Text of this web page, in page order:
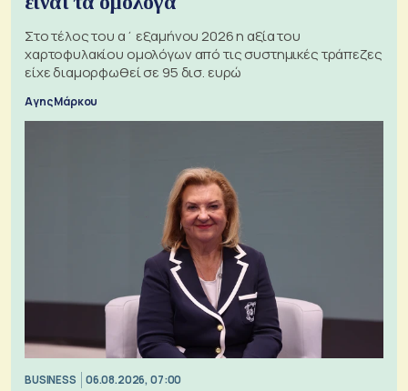
Στο τέλος του α΄ εξαμήνου 2026 η αξία του
χαρτοφυλακίου ομολόγων από τις συστημικές τράπεζες
είχε διαμορφωθεί σε 95 δισ. ευρώ
Αγης Μάρκου
BUSINESS 06.08.2026, 07:00